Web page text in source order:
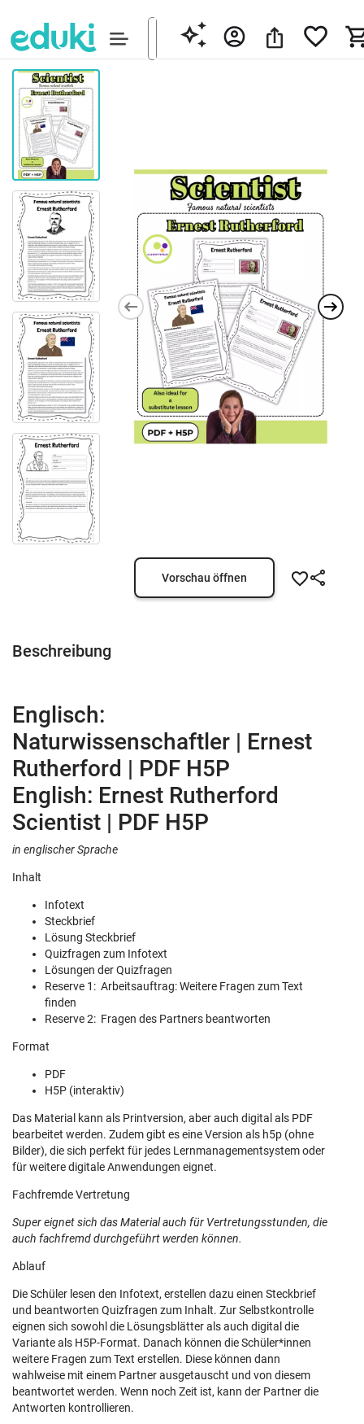
Vorschau öffnen
Beschreibung
Englisch:
Naturwissenschaftler | Ernest
Rutherford | PDF H5P
English: Ernest Rutherford
Scientist | PDF H5P
in englischer Sprache
Inhalt
Infotext
Steckbrief
Lösung Steckbrief
Quizfragen zum Infotext
Lösungen der Quizfragen
Reserve 1: Arbeitsauftrag: Weitere Fragen zum Text
finden
Reserve 2: Fragen des Partners beantworten
Format
PDF
H5P (interaktiv)
Das Material kann als Printversion, aber auch digital als PDF
bearbeitet werden. Zudem gibt es eine Version als h5p (ohne
Bilder), die sich perfekt für jedes Lernmanagementsystem oder
für weitere digitale Anwendungen eignet.
Fachfremde Vertretung
Super eignet sich das Material auch für Vertretungsstunden, die
auch fachfremd durchgeführt werden können.
Ablauf
Die Schüler lesen den Infotext, erstellen dazu einen Steckbrief
und beantworten Quizfragen zum Inhalt. Zur Selbstkontrolle
eignen sich sowohl die Lösungsblätter als auch digital die
Variante als H5P-Format. Danach können die Schüler*innen
weitere Fragen zum Text erstellen. Diese können dann
wahlweise mit einem Partner ausgetauscht und von diesem
beantwortet werden. Wenn noch Zeit ist, kann der Partner die
Antworten kontrollieren.